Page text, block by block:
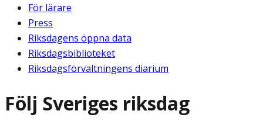
För lärare
Press
Riksdagens öppna data
Riksdagsbiblioteket
Riksdagsförvaltningens diarium
Följ Sveriges riksdag